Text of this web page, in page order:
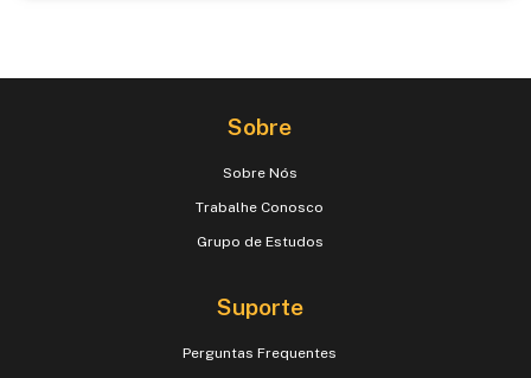
Sobre
Sobre Nós
Trabalhe Conosco
Grupo de Estudos
Suporte
Perguntas Frequentes